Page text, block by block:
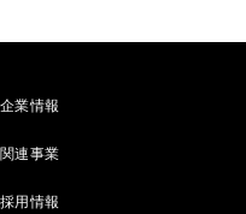
企業情報
関連事業
採用情報